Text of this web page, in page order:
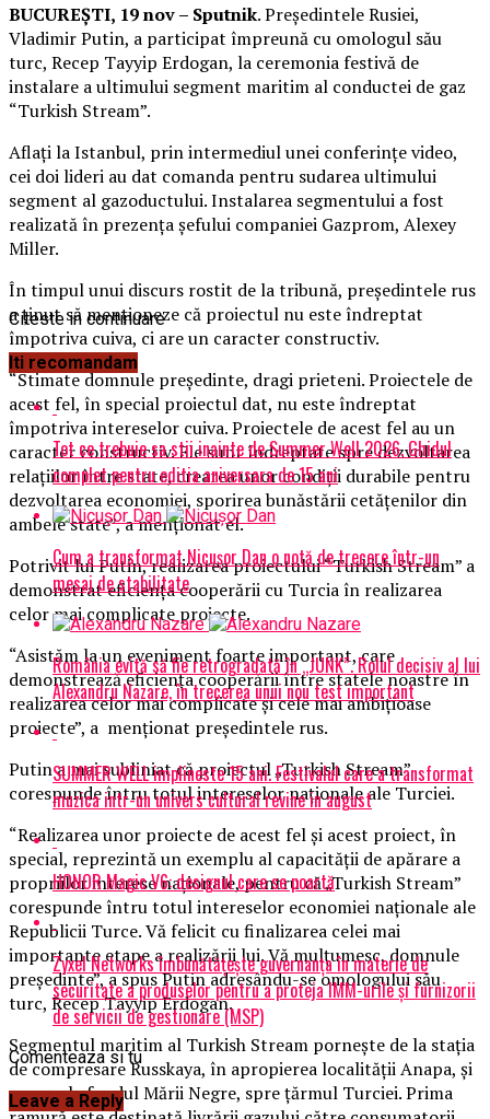
BUCUREȘTI, 19 nov – Sputnik. Președintele Rusiei,
Vladimir Putin, a participat împreună cu omologul său
turc, Recep Tayyip Erdogan, la ceremonia festivă de
instalare a ultimului segment maritim al conductei de gaz
“Turkish Stream”.
Aflați la Istanbul, prin intermediul unei conferințe video,
cei doi lideri au dat comanda pentru sudarea ultimului
segment al gazoductului. Instalarea segmentului a fost
realizată în prezența șefului companiei Gazprom, Alexey
Miller.
În timpul unui discurs rostit de la tribună, președintele rus
a ținut să menționeze că proiectul nu este îndreptat
împotriva cuiva, ci are un caracter constructiv.
“Stimate domnule președinte, dragi prieteni. Proiectele de
acest fel, în special proiectul dat, nu este îndreptat
împotriva intereselor cuiva. Proiectele de acest fel au un
caracter constructiv. Ele sunt îndreptate spre dezvoltarea
relațiilor între state, crearea unor condiții durabile pentru
dezvoltarea economiei, sporirea bunăstării cetățenilor din
ambele state”, a menționat el.
Potrivit lui Putin, realizarea proiectului “Turkish Stream” a
demonstrat eficiența cooperării cu Turcia în realizarea
celor mai complicate proiecte.
“Asistăm la un eveniment foarte important, care
demonstrează eficiența cooperării între statele noastre în
realizarea celor mai complicate și cele mai ambițioase
proiecte”, a menționat președintele rus.
Putin a mai subliniat că proiectul „Turkish Stream”
corespunde întru totul intereselor naționale ale Turciei.
“Realizarea unor proiecte de acest fel și acest proiect, în
special, reprezintă un exemplu al capacității de apărare a
propriilor interese naționale, pentru că „Turkish Stream”
corespunde întru totul intereselor economiei naționale ale
Republicii Turce. Vă felicit cu finalizarea celei mai
importante etape a realizării lui. Vă mulțumesc, domnule
președinte”, a spus Putin adresându-se omologului său
turc, Recep Tayyip Erdogan.
Segmentul maritim al Turkish Stream pornește de la stația
de compresare Russkaya, în apropierea localității Anapa, și
merge, la fundul Mării Negre, spre țărmul Turciei. Prima
Citeste in continuare
Iti recomandam
Tot ce trebuie sa stii inainte de Summer Well 2026. Ghidul
complet pentru editia aniversara de 15 ani
Cum a transformat Nicușor Dan o notă de trecere într-un
mesaj de stabilitate
România evită să fie retrogradată în „JUNK”. Rolul decisiv al lui
Alexandru Nazare, în trecerea unui nou test important
SUMMER WELL implineste 15 ani. Festivalul care a transformat
muzica intr-un univers cultural revine in august
HONOR Magic V6: designul care se poartă
Zyxel Networks îmbunătățește guvernanța în materie de
securitate a produselor pentru a proteja IMM-urile și furnizorii
de servicii de gestionare (MSP)
Comenteaza si tu
Leave a Reply